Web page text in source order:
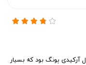
آرکیدی پونگ بود که بسیار